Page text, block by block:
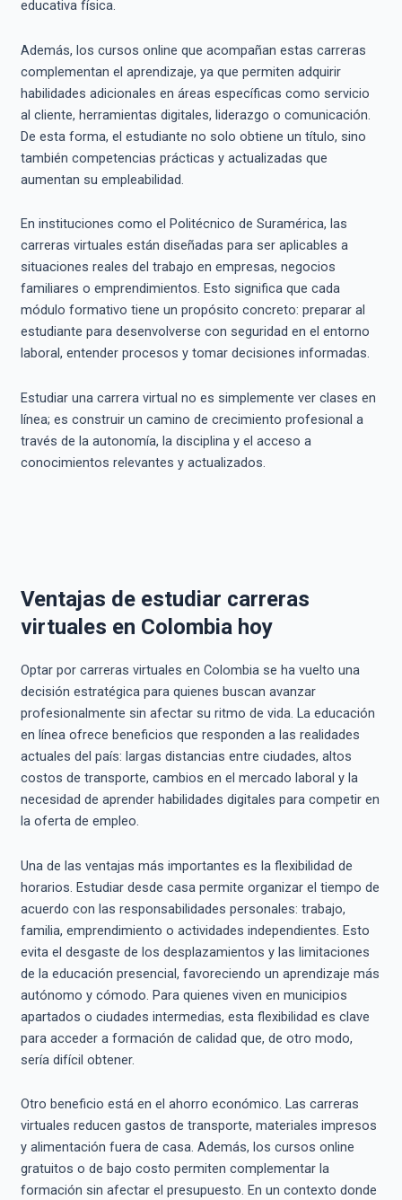
educativa física.
Además, los cursos online que acompañan estas carreras
complementan el aprendizaje, ya que permiten adquirir
habilidades adicionales en áreas específicas como servicio
al cliente, herramientas digitales, liderazgo o comunicación.
De esta forma, el estudiante no solo obtiene un título, sino
también competencias prácticas y actualizadas que
aumentan su empleabilidad.
En instituciones como el Politécnico de Suramérica, las
carreras virtuales están diseñadas para ser aplicables a
situaciones reales del trabajo en empresas, negocios
familiares o emprendimientos. Esto significa que cada
módulo formativo tiene un propósito concreto: preparar al
estudiante para desenvolverse con seguridad en el entorno
laboral, entender procesos y tomar decisiones informadas.
Estudiar una carrera virtual no es simplemente ver clases en
línea; es construir un camino de crecimiento profesional a
través de la autonomía, la disciplina y el acceso a
conocimientos relevantes y actualizados.
Ventajas de estudiar carreras
virtuales en Colombia hoy
Optar por carreras virtuales en Colombia se ha vuelto una
decisión estratégica para quienes buscan avanzar
profesionalmente sin afectar su ritmo de vida. La educación
en línea ofrece beneficios que responden a las realidades
actuales del país: largas distancias entre ciudades, altos
costos de transporte, cambios en el mercado laboral y la
necesidad de aprender habilidades digitales para competir en
la oferta de empleo.
Una de las ventajas más importantes es la flexibilidad de
horarios. Estudiar desde casa permite organizar el tiempo de
acuerdo con las responsabilidades personales: trabajo,
familia, emprendimiento o actividades independientes. Esto
evita el desgaste de los desplazamientos y las limitaciones
de la educación presencial, favoreciendo un aprendizaje más
autónomo y cómodo. Para quienes viven en municipios
apartados o ciudades intermedias, esta flexibilidad es clave
para acceder a formación de calidad que, de otro modo,
sería difícil obtener.
Otro beneficio está en el ahorro económico. Las carreras
virtuales reducen gastos de transporte, materiales impresos
y alimentación fuera de casa. Además, los cursos online
gratuitos o de bajo costo permiten complementar la
formación sin afectar el presupuesto. En un contexto donde